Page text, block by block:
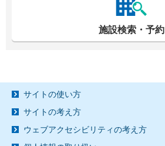
施設検索・予約
サイトの使い方
サイトの考え方
ウェブアクセシビリティの考え方